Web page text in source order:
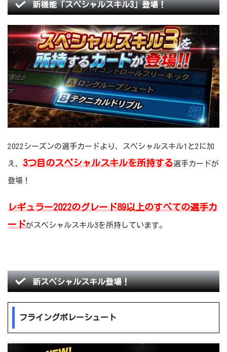
新機能「スペシャルスキル3」登場！
2022シーズンの選手カードより、スペシャルスキル1と2に加
え、 3つ目のスペシャルスキルを所持する選手カードが
登場！
レギュラー2022のグレード89以上のすべての選手カ
ードがスペシャルスキル3を所持しています。
新スペシャルスキル登場！
フライングボレーシュート